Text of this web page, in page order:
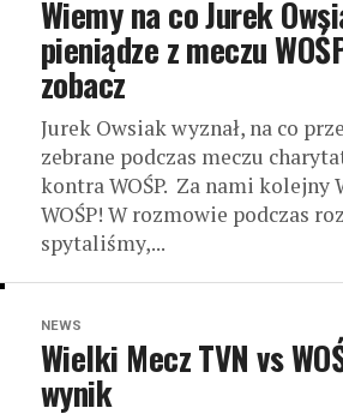
Wiemy na co Jurek
pieniądze z meczu
zobacz
Jurek Owsiak wyznał, na co
zebrane podczas meczu
kontra WOŚP. Za nami kolejny
WOŚP! W rozmowie podczas
spytaliśmy,...
NEWS
Wielki Mecz TVN vs
wynik